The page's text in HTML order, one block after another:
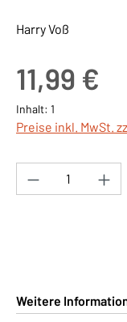
Harry Voß
11,99 €
Inhalt: 1
Preise inkl. MwSt.
Produkt
Weitere